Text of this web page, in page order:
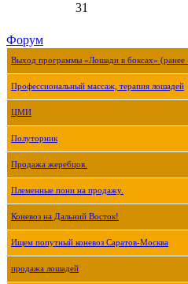
31
Форум
Выход программы «Лошади в боксах»
Профессиональный массаж, терапия лошадей
ЦМИ
Полуторник
Продажа жеребцов.
Племенные пони на продажу.
Коневоз на Дальний Восток!
Ищем попутный коневоз Саратов-Москва
продажа лошадей